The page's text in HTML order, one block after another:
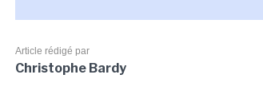
Article rédigé par
Christophe Bardy